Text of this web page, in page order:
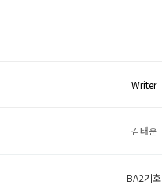
Writer
김태훈
BA2기호